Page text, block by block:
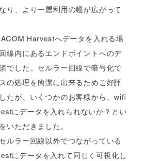
り、より一層利用の幅が広がって
Harvestへデータを入れる場
線内にあるエンドポイントへのデ
でした。セルラー回線で暗号化で
の処理を簡潔に出来るためご好評
たが、いくつかのお客様から、wifi
にデータを入れられないか？とい
いただきました。
ルラー回線以外でつながっている
にデータを入れて同じく可視化し